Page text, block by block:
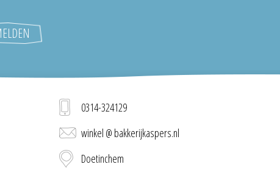
0314-324129
winkel @ bakkerijkaspers.nl
Doetinchem